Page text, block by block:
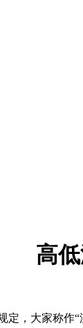
高
定，大家称